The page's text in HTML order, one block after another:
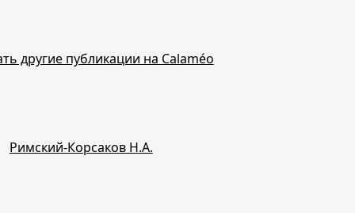
другие публикации на Calaméo
Римский-Корсаков Н.А.